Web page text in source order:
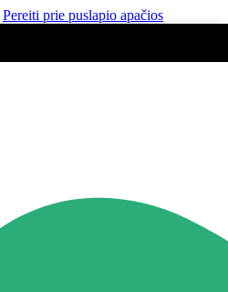
Pereiti prie puslapio apačios